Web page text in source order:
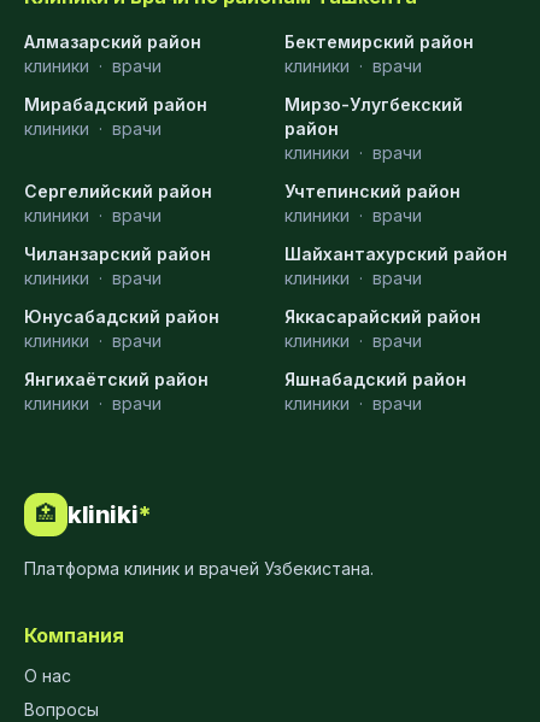
Алмазарский район
клиники · врачи
Бектемирский район
клиники · врачи
Мирабадский район
клиники · врачи
Мирзо-Улугбекский
район
клиники · врачи
Сергелийский район
клиники · врачи
Учтепинский район
клиники · врачи
Чиланзарский район
клиники · врачи
Шайхантахурский район
клиники · врачи
Юнусабадский район
клиники · врачи
Яккасарайский район
клиники · врачи
Янгихаётский район
клиники · врачи
Яшнабадский район
клиники · врачи
🏥 kliniki*
Платформа клиник и врачей Узбекистана.
Компания
О нас
Вопросы